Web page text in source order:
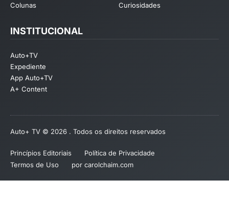
Colunas
Curiosidades
INSTITUCIONAL
Auto+TV
Expediente
App Auto+TV
A+ Content
Auto+ TV © 2026 . Todos os direitos reservados
Princípios Editoriais
Política de Privacidade
Termos de Uso
por carolchaim.com